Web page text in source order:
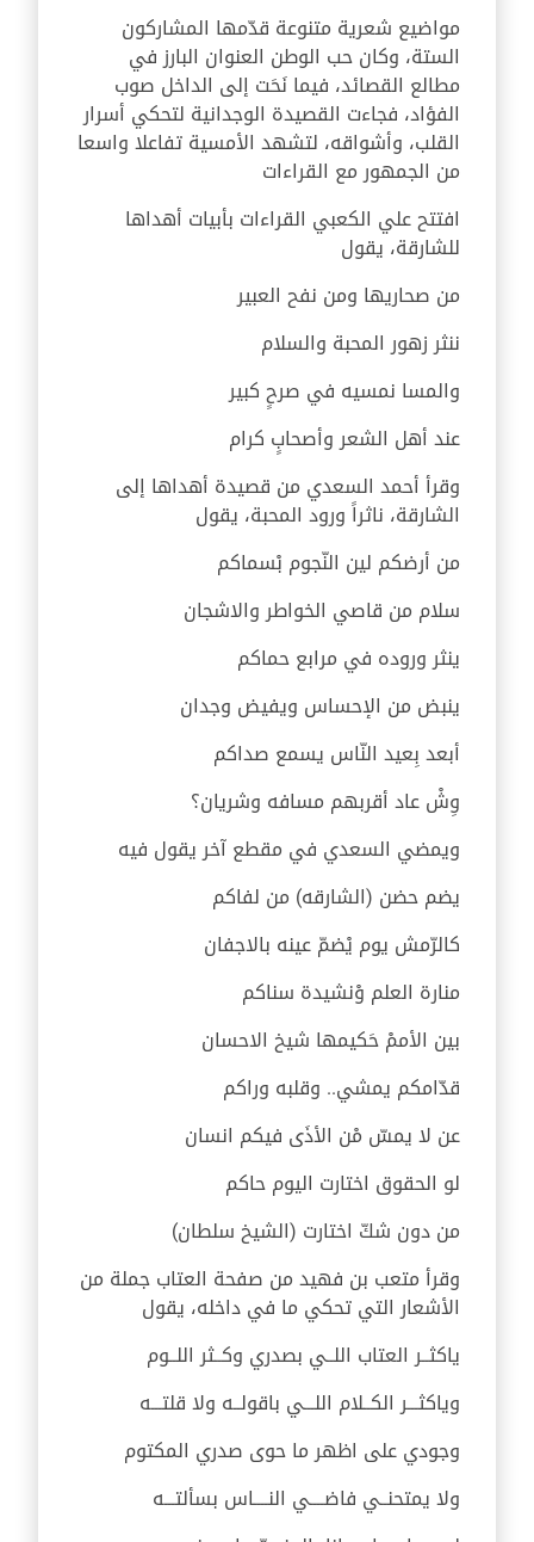
مواضيع شعرية متنوعة قدّمها المشاركون
الستة، وكان حب الوطن العنوان البارز في
مطالع القصائد، فيما نَحَت إلى الداخل صوب
الفؤاد، فجاءت القصيدة الوجدانية لتحكي أسرار
القلب، وأشواقه، لتشهد الأمسية تفاعلا واسعا
من الجمهور مع القراءات
افتتح علي الكعبي القراءات بأبيات أهداها
للشارقة، يقول
من صحاريها ومن نفح العبير
ننثر زهور المحبة والسلام
والمسا نمسيه في صرحٍ كبير
عند أهل الشعر وأصحابٍ كرام
وقرأ أحمد السعدي من قصيدة أهداها إلى
الشارقة، ناثراً ورود المحبة، يقول
من أرضكم لين النّجوم بْسماكم
سلام من قاصي الخواطر والاشجان
ينثر وروده في مرابع حماكم
ينبض من الإحساس ويفيض وجدان
أبعد بِعيد النّاس يسمع صداكم
وِشْ عاد أقربهم مسافه وشريان؟
ويمضي السعدي في مقطع آخر يقول فيه
يضم حضن (الشارقه) من لفاكم
كالرّمش يوم يْضمّ عينه بالاجفان
منارة العلم وْنشيدة سناكم
بين الأممْ حَكيمها شيخ الاحسان
قدّامكم يمشي.. وقلبه وراكم
عن لا يمسّ مْن الأذَى فيكم انسان
لو الحقوق اختارت اليوم حاكم
من دون شكّ اختارت (الشيخ سلطان)
وقرأ متعب بن فهيد من صفحة العتاب جملة من
الأشعار التي تحكي ما في داخله، يقول
ياكثــر العتاب اللــي بصدري وكــثر اللــوم
وياكثـــر الكــلام اللـــي باقولــه ولا قلتـــه
وجودي على اظهر ما حوى صدري المكتوم
ولا يمتحنــي فاضــــي النــــاس بسألتـــه